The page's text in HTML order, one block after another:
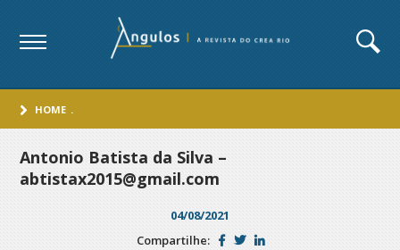
HOME .
Antonio Batista da Silva –
abtistax2015@gmail.com
04/08/2021
Compartilhe: